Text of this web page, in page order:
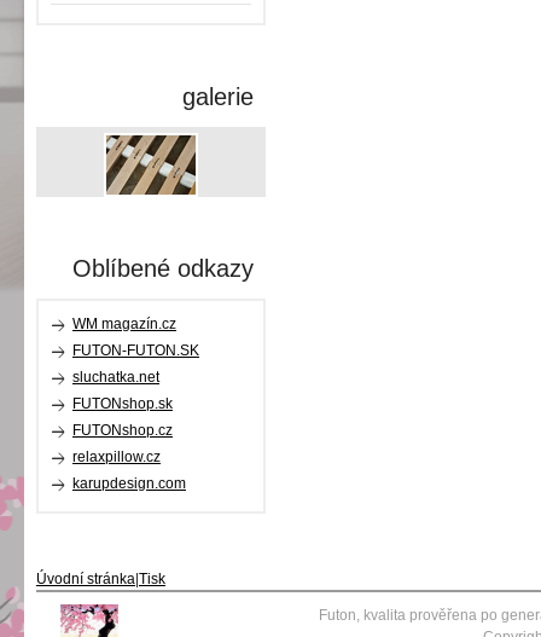
galerie
Oblíbené odkazy
WM magazín.cz
FUTON-FUTON.SK
sluchatka.net
FUTONshop.sk
FUTONshop.cz
relaxpillow.cz
karupdesign.com
Úvodní stránka|Tisk
Futon, kvalita prověřena po